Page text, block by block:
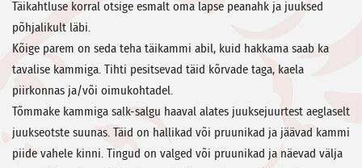
Täikahtluse korral otsige esmalt oma lapse peanahk ja juuksed
põhjalikult läbi.
Kõige parem on seda teha täikammi abil, kuid hakkama saab ka
tavalise kammiga. Tihti pesitsevad täid kõrvade taga, kaela
piirkonnas ja/või oimukohtadel.
Tõmmake kammiga salk-salgu haaval alates juuksejuurtest aeglaselt
juukseotste suunas. Täid on hallikad või pruunikad ja jäävad kammi
piide vahele kinni. Tingud on valged või pruunikad ja näevad välja